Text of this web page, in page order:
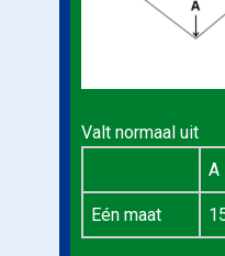
Valt normaal uit
A
Eén maat